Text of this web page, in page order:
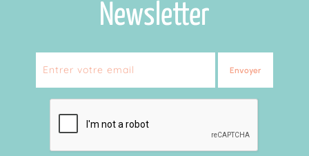
Newsletter
Envoyer